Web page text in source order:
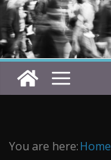
You are here:Home